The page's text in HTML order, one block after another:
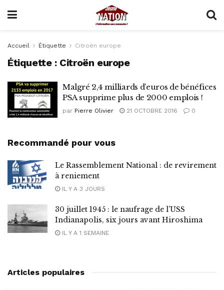
Accueil Étiquette Citroën europe
Étiquette : Citroën europe
Malgré 2,4 milliards d’euros de bénéfices
PSA supprime plus de 2000 emplois !
par Pierre Olivier 21 OCTOBRE 2016 0
Recommandé pour vous
Le Rassemblement National : de revirement
à reniement
IL Y A 3 JOURS
30 juillet 1945 : le naufrage de l’USS
Indianapolis, six jours avant Hiroshima
IL Y A 1 SEMAINE
Articles populaires